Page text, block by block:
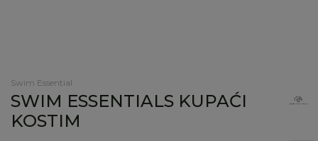
Swim Essential
SWIM ESSENTIALS KUPAĆI
KOSTIM